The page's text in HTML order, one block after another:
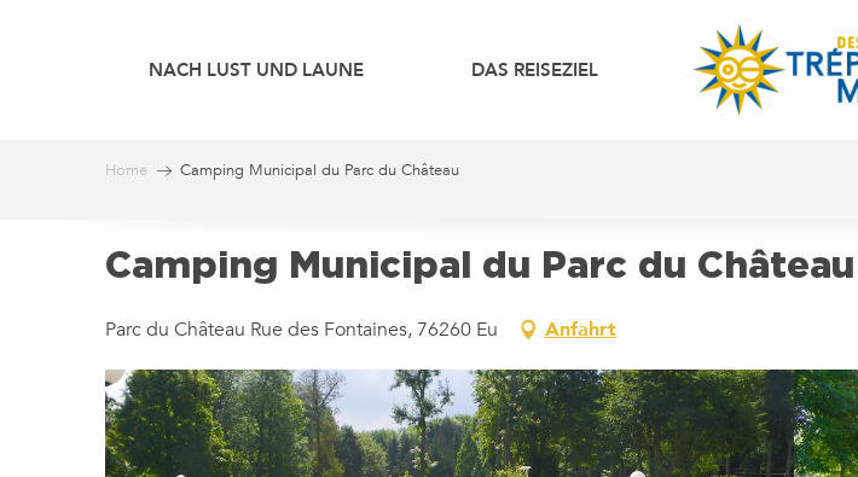
NACH LUST UND LAUNE DAS REISEZIEL
Home Camping Municipal du Parc du Château
Camping Municipal du Parc du Château
Parc du Château Rue des Fontaines, 76260 Eu Anfahrt